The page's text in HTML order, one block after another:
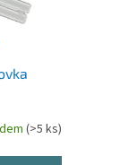
(>5 ks)